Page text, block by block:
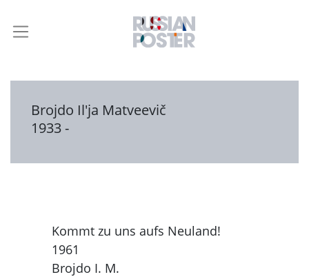
Brojdo Il'ja Matveevič
1933 -
Kommt zu uns aufs Neuland!
1961
Brojdo I. M.